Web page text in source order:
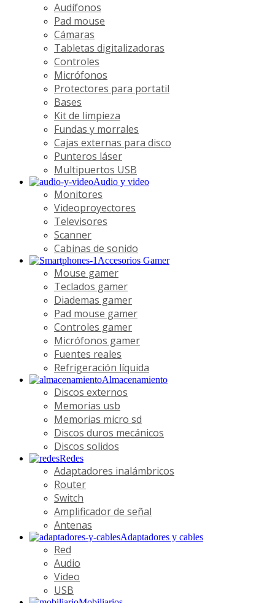
Audífonos
Pad mouse
Cámaras
Tabletas digitalizadoras
Controles
Micrófonos
Protectores para portatil
Bases
Kit de limpieza
Fundas y morrales
Cajas externas para disco
Punteros láser
Multipuertos USB
Audio y video
Monitores
Videoproyectores
Televisores
Scanner
Cabinas de sonido
Accesorios Gamer
Mouse gamer
Teclados gamer
Diademas gamer
Pad mouse gamer
Controles gamer
Micrófonos gamer
Fuentes reales
Refrigeración líquida
Almacenamiento
Discos externos
Memorias usb
Memorias micro sd
Discos duros mecánicos
Discos solidos
Redes
Adaptadores inalámbricos
Router
Switch
Amplificador de señal
Antenas
Adaptadores y cables
Red
Audio
Video
USB